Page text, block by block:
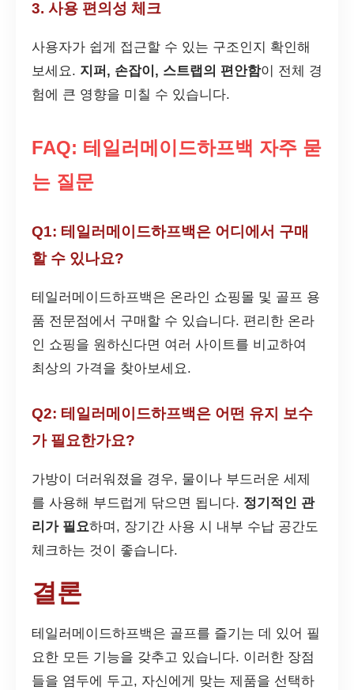
3. 사용 편의성 체크
사용자가 쉽게 접근할 수 있는 구조인지 확인해
보세요. 지퍼, 손잡이, 스트랩의 편안함이 전체 경
험에 큰 영향을 미칠 수 있습니다.
FAQ: 테일러메이드하프백 자주 묻
는 질문
Q1: 테일러메이드하프백은 어디에서 구매
할 수 있나요?
테일러메이드하프백은 온라인 쇼핑몰 및 골프 용
품 전문점에서 구매할 수 있습니다. 편리한 온라
인 쇼핑을 원하신다면 여러 사이트를 비교하여
최상의 가격을 찾아보세요.
Q2: 테일러메이드하프백은 어떤 유지 보수
가 필요한가요?
가방이 더러워졌을 경우, 물이나 부드러운 세제
를 사용해 부드럽게 닦으면 됩니다. 정기적인 관
리가 필요하며, 장기간 사용 시 내부 수납 공간도
체크하는 것이 좋습니다.
결론
테일러메이드하프백은 골프를 즐기는 데 있어 필
요한 모든 기능을 갖추고 있습니다. 이러한 장점
들을 염두에 두고, 자신에게 맞는 제품을 선택하